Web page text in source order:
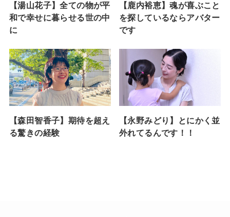
【湯山花子】全ての物が平
和で幸せに暮らせる世の中
に
【鹿内裕恵】魂が喜ぶこと
を探しているならアバター
です
【森田智香子】期待を超え
る驚きの経験
【永野みどり】とにかく並
外れてるんです！！